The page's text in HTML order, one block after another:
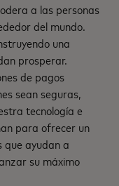
a las personas
del mundo.
una
prosperar.
de pagos
sean seguras,
tecnología e
para ofrecer un
que ayudan a
su máximo